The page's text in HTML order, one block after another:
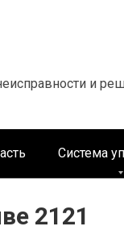
и
Система
2121